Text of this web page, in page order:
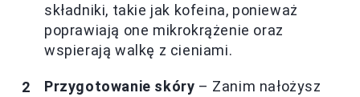
składniki, takie jak kofeina, ponieważ
poprawiają one mikrokrążenie oraz
wspierają walkę z cieniami.
Przygotowanie skóry – Zanim nałożysz